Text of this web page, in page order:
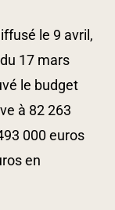
le 9 avril,
17 mars
le budget
à 82 263
000 euros
en